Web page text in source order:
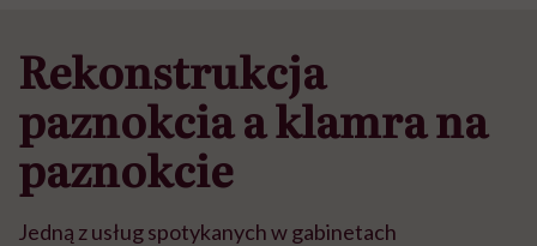
Rekonstrukcja
paznokcia a klamra na
paznokcie
Jedną z usług spotykanych w gabinetach